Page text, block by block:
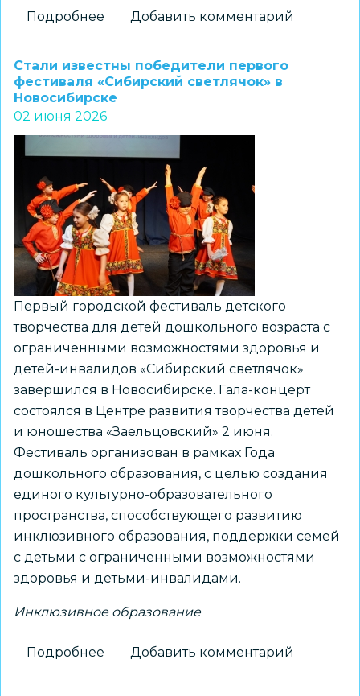
Подробнее
психологи
обсудили
актуальные
вопросы
поддержки
детей
с
ОВЗ
Добавить комментарий
Стали известны победители первого
фестиваля «Сибирский светлячок» в
Новосибирске
02 июня 2026
Первый городской фестиваль детского
творчества для детей дошкольного возраста с
ограниченными возможностями здоровья и
детей-инвалидов «Сибирский светлячок»
завершился в Новосибирске. Гала-концерт
состоялся в Центре развития творчества детей
и юношества «Заельцовский» 2 июня.
Фестиваль организован в рамках Года
дошкольного образования, с целью создания
единого культурно-образовательного
пространства, способствующего развитию
инклюзивного образования, поддержки семей
с детьми с ограниченными возможностями
здоровья и детьми-инвалидами.
Инклюзивное образование
Подробнее Добавить комментарий